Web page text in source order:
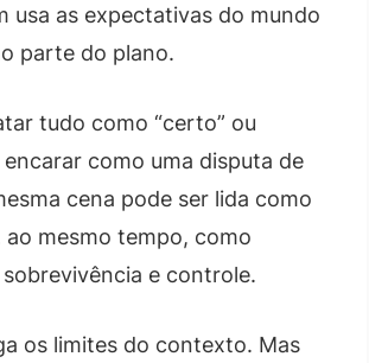
usa as expectativas do mundo
parte do plano.
tudo como “certo” ou
encarar como uma disputa de
cena pode ser lida como
ao mesmo tempo, como
e controle.
os limites do contexto. Mas